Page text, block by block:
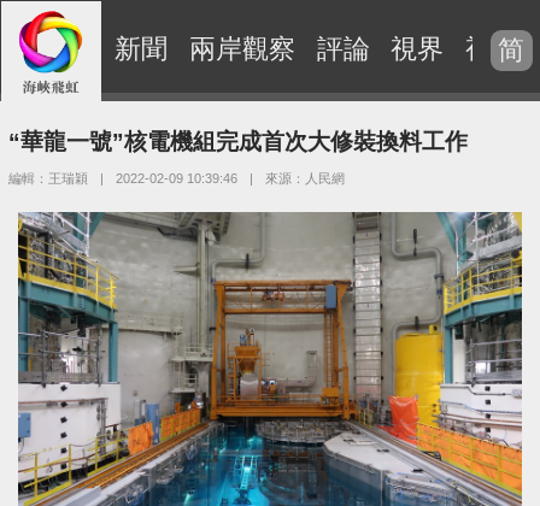
新聞 兩岸觀察 評論 視界 視頻
简
“華龍一號”核電機組完成首次大修裝換料工作
編輯：王瑞穎 | 2022-02-09 10:39:46 | 來源：人民網